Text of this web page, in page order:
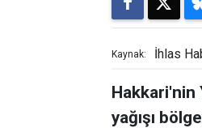
Kaynak: İhlas
Hakkari'nin
yağışı